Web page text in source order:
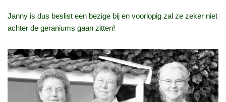
Janny is dus beslist een bezige bij en voorlopig zal ze zeker niet
achter de geraniums gaan zitten!